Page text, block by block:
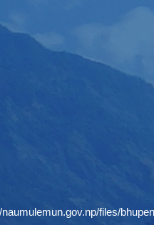
files/